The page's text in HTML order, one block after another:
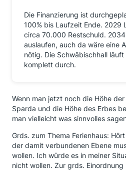
Die Finanzierung ist
100% bis Laufzeit Ende. 2029
circa 70.000 Restschuld.
auslaufen, auch da wäre eine
nötig. Die Schwäbischhall
komplett durch.
Wenn man jetzt noch die Höhe
Sparda und die Höhe des Erbes
man vielleicht was sinnvolles
Grds. zum Thema Ferienhaus:
der damit verbundenen Ebene
wollen. Ich würde es in meiner
nicht wollen. Zur grds.